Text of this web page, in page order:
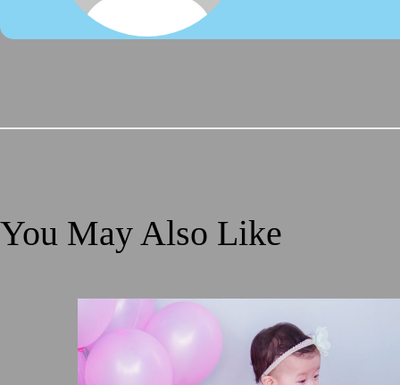
You May Also Like